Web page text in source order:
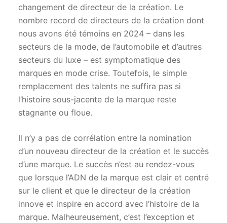
changement de directeur de la création. Le
nombre record de directeurs de la création dont
nous avons été témoins en 2024 – dans les
secteurs de la mode, de l’automobile et d’autres
secteurs du luxe – est symptomatique des
marques en mode crise. Toutefois, le simple
remplacement des talents ne suffira pas si
l’histoire sous-jacente de la marque reste
stagnante ou floue.
Il n’y a pas de corrélation entre la nomination
d’un nouveau directeur de la création et le succès
d’une marque. Le succès n’est au rendez-vous
que lorsque l’ADN de la marque est clair et centré
sur le client et que le directeur de la création
innove et inspire en accord avec l’histoire de la
marque. Malheureusement, c’est l’exception et